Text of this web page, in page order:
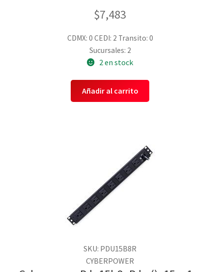
$7,483
CDMX: 0 CEDI: 2 Transito: 0
Sucursales: 2
2 en stock
Añadir al carrito
SKU: PDU15B8R
CYBERPOWER